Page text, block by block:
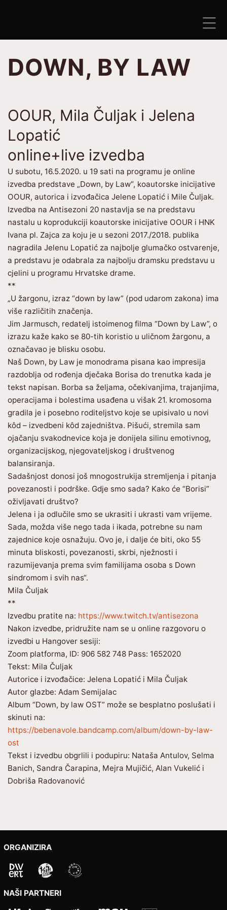
DOWN, BY LAW
OOUR, Mila Čuljak i Jelena
Lopatić
online+live izvedba
U subotu, 16.5.2020. u 19 sati na programu je online
izvedba predstave „Down, by Law“, koautorske inicijative
OOUR, autorica i izvođačica Jelene Lopatić i Mile Čuljak.
Izvedba na Antisezoni 20 nastavlja se na predstavu
nastalu u koprodukciji koautorske inicijative OOUR i HNK
Ivana pl. Zajca za koju je u sezoni 2017./2018. publika
nagradila Jelenu Lopatić za najbolje glumačko ostvarenje,
a predstavu je odabrala za najbolju dramsku predstavu u
cjelini u programu Hrvatske drame.
**
„U žargonu, izraz “down by law” (pod udarom zakona) ima
više različitih značenja.
Jim Jarmusch, redatelj istoimenog filma “Down by Law”, o
izrazu kaže kako se 80-tih koristio u uličnom žargonu, a
označavao je blisku osobu.
Naš Down, by Law je monodrama pisana kao impresija
razdoblja od rođenja dječaka Borisa do trenutka kada je
tekst napisan. Borba sa željama, očekivanjima, trajanjima,
operacijama i bolestima usađena u višak 21. kromosoma
gradila je i posebno roditeljstvo koje se upisivalo u novi
kôd – izvedbeni kôd zajedništva. Pišući, stremila sam
ojačanju svakodnevice koja je donijela silinu emotivnog,
organizacijskog, njegovateljskog i društvenog
balansiranja.
Sadašnjost donosi još mnogostrukija stremljenja i pitanja
povezanosti i podrške. Gdje smo sada? Kako će “Borisi”
oživljavati društvo?
Jelena i ja odlučile smo se ukrasiti i ukrasti vam vrijeme.
Sada, možda više nego tada i ikada, potrebne su nam
zajednice koje osnažuju. Ovo je, i dalje će biti, oko 55
minuta bliskosti, povezanosti, skrbi, nježnosti i
razumijevanja prema svim familijama osoba s Down
sindromom i svih nas“.
Mila Čuljak
**
Izvedbu pratite na: https://www.twitch.tv/antisezona
Nakon izvedbe, pridružite nam se u online razgovoru o
izvedbi u Hangover sesiji:
Zoom platforma, ID: 906 582 748 Pass: 1652020
Tekst: Mila Čuljak
Autorice i izvođačice: Jelena Lopatić i Mila Čuljak
Autor glazbe: Adam Semijalac
Album “Down, by law OST” može se besplatno poslušati i
skinuti na:
https://bebenavole.bandcamp.com/album/down-by-law-
ost
Tekst i izvedbu obgrlili i podupiru: Nataša Antulov, Selma
Banich, Sandra Čarapina, Mejra Mujičić, Alan Vukelić i
Dobriša Radovanović
ORGANIZIRA
NAŠI PARTNERI